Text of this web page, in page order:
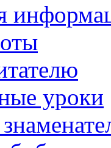
уроки